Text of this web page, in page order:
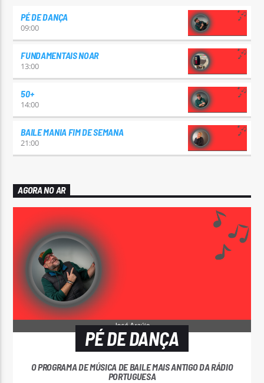
PÉ DE DANÇA
09:00
FUNDAMENTAIS NOAR
13:00
50+
14:00
BAILE MANIA FIM DE SEMANA
21:00
AGORA NO AR
PÉ DE DANÇA
O PROGRAMA DE MÚSICA DE BAILE MAIS ANTIGO DA RÁDIO
PORTUGUESA